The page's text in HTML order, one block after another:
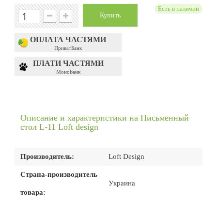
Купить
Есть в наличии
ОПЛАТА ЧАСТЯМИ
ПриватБанк
ПЛАТИ ЧАСТЯМИ
МоноБанк
Описание и характеристики на Письменный
стол L-11 Loft design
Производитель: Loft Design
Страна-производитель
товара:
Украина